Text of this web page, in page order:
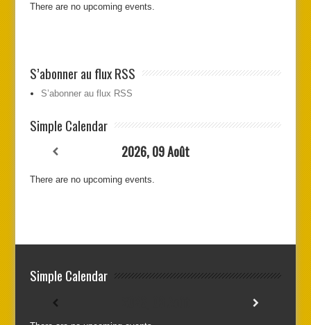
There are no upcoming events.
S’abonner au flux RSS
S’abonner au flux RSS
Simple Calendar
2026, 09 Août
There are no upcoming events.
Simple Calendar